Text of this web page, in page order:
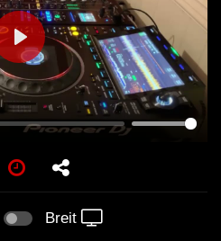
PLAY
Breit